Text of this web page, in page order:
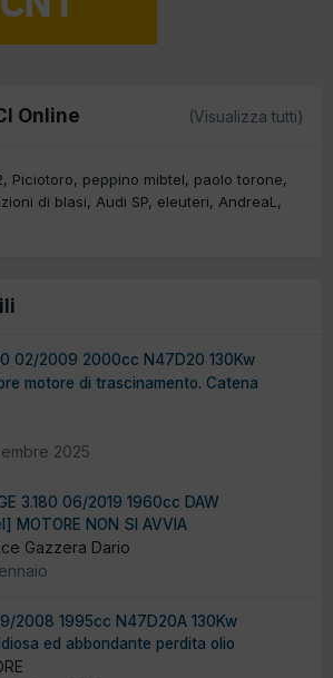
Online (Visualizza tutti)
Piciotoro peppino mibtel
paolo torone
di blasi Audi SP eleuteri AndreaL
02/2009 2000cc N47D20 130Kw
motore di trascinamento. Catena
2025
3.180 06/2019 1960cc DAW
MOTORE NON SI AVVIA
Gazzera Dario
2008 1995cc N47D20A 130Kw
ed abbondante perdita olio